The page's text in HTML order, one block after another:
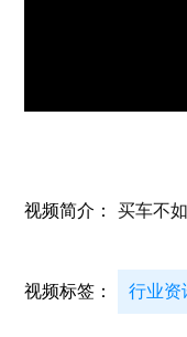
视频简介： 买车不
视频标签： 行业资